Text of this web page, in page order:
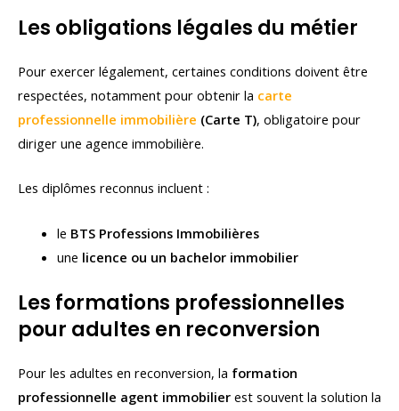
Les obligations légales du métier
Pour exercer légalement, certaines conditions doivent être
respectées, notamment pour obtenir la carte
professionnelle immobilière (Carte T), obligatoire pour
diriger une agence immobilière.
Les diplômes reconnus incluent :
le BTS Professions Immobilières
une licence ou un bachelor immobilier
Les formations professionnelles
pour adultes en reconversion
Pour les adultes en reconversion, la formation
professionnelle agent immobilier est souvent la solution la